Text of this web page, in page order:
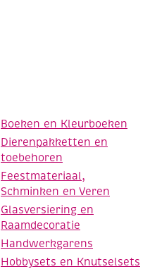
Boeken en Kleurboeken
Dierenpakketten en
toebehoren
Feestmateriaal,
Schminken en Veren
Glasversiering en
Raamdecoratie
Handwerkgarens
Hobbysets en Knutselsets